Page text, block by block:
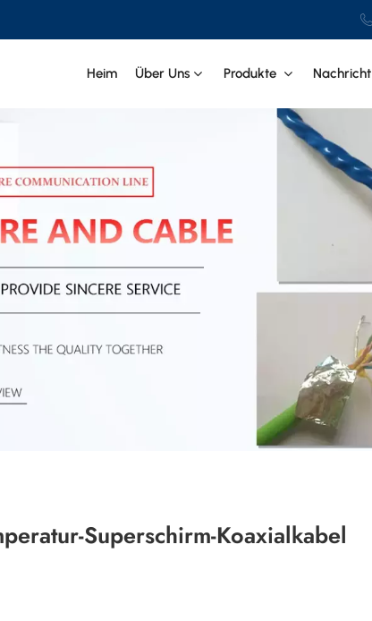
Heim Über Uns Produkte Nachricht
Superschirm-Koaxialkabel